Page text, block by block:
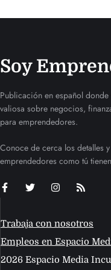
Soy
Publicación en español
valiosa sobre negocios,
para emprendedores.
Conoce de cerca los detalles
emprendedores como tú
Trabaja con nosotros
Empleos en Espacio
2026 Espacio Media